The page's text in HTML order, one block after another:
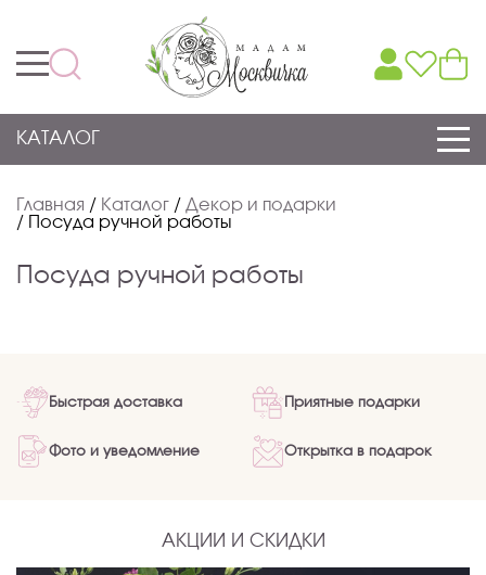
КАТАЛОГ
Главная / Каталог / Декор и подарки
/
Посуда ручной работы
Посуда ручной работы
Быстрая доставка Приятные подарки
Фото и уведомление Открытка в подарок
АКЦИИ И СКИДКИ